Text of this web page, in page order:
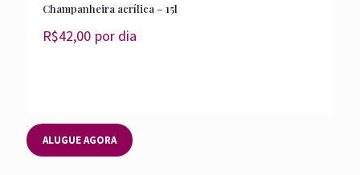
Champanheira acrílica – 15l
R$42,00 por dia
ALUGUE AGORA